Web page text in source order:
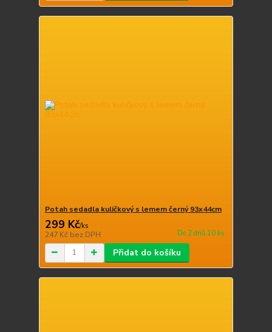
Potah sedadla kuličkový s lemem černý 93x44cm
299 Kč/ks
247 Kč bez DPH Do 2 dnů 10 ks
Přidat do košíku